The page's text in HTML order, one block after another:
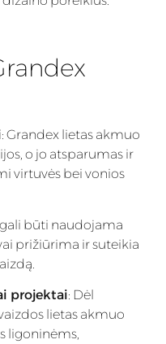
: Grandex lietas akmuo
o jo atsparumas ir
virtuvės bei vonios
būti naudojama
prižiūrima ir suteikia
projektai: Dėl
lietas akmuo
ligoninėms,